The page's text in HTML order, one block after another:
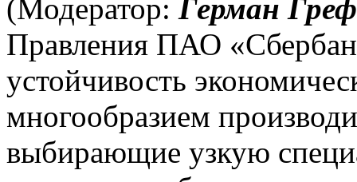
(Модератор: Герман Греф
Правления ПАО
устойчивость
многообразием
выбирающие узкую